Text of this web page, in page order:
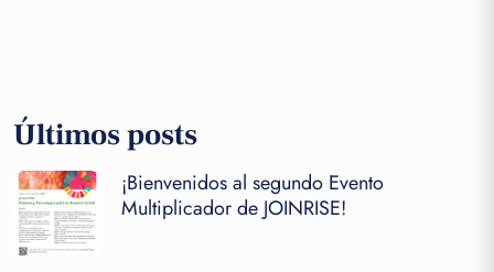
Últimos posts
¡Bienvenidos al segundo Evento
Multiplicador de JOINRISE!